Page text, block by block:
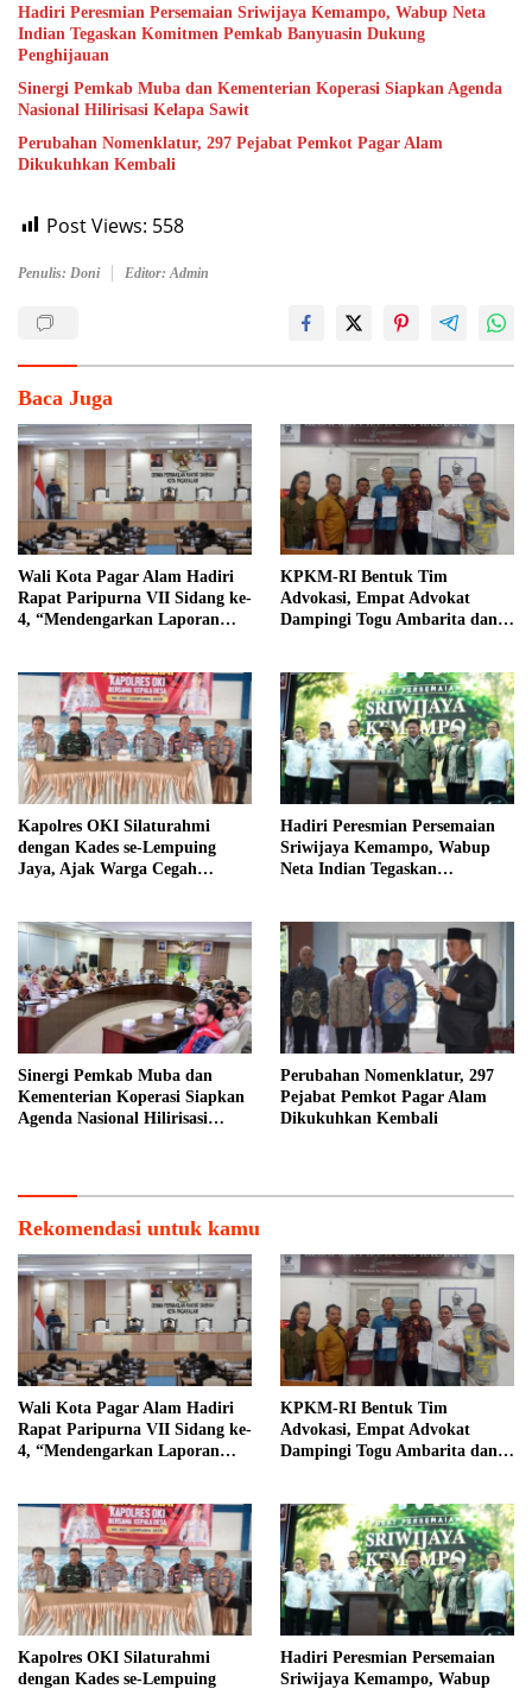
Hadiri Peresmian Persemaian Sriwijaya Kemampo, Wabup Neta
Indian Tegaskan Komitmen Pemkab Banyuasin Dukung
Penghijauan
Sinergi Pemkab Muba dan Kementerian Koperasi Siapkan Agenda
Nasional Hilirisasi Kelapa Sawit
Perubahan Nomenklatur, 297 Pejabat Pemkot Pagar Alam
Dikukuhkan Kembali
Post Views: 558
Penulis: Doni Editor: Admin
Baca Juga
Wali Kota Pagar Alam Hadiri
Rapat Paripurna VII Sidang ke-
4, “Mendengarkan Laporan
Alam”
KPKM-RI Bentuk Tim
Advokasi, Empat Advokat
Dampingi Togu Ambarita dan
Kapolres OKI Silaturahmi
dengan Kades se-Lempuing
Jaya, Ajak Warga Cegah
Hadiri Peresmian Persemaian
Sriwijaya Kemampo, Wabup
Neta Indian Tegaskan
Sinergi Pemkab Muba dan
Kementerian Koperasi Siapkan
Agenda Nasional Hilirisasi
Perubahan Nomenklatur, 297
Pejabat Pemkot Pagar Alam
Dikukuhkan Kembali
Rekomendasi untuk kamu
Wali Kota Pagar Alam Hadiri
Rapat Paripurna VII Sidang ke-
4, “Mendengarkan Laporan
Alam”
KPKM-RI Bentuk Tim
Advokasi, Empat Advokat
Dampingi Togu Ambarita dan
Kapolres OKI Silaturahmi
dengan Kades se-Lempuing
Hadiri Peresmian Persemaian
Sriwijaya Kemampo, Wabup